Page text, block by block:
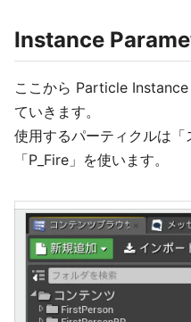
Instance
ここから Particle
ていきます。
使用するパーティクルは
「P_Fire」を使います。